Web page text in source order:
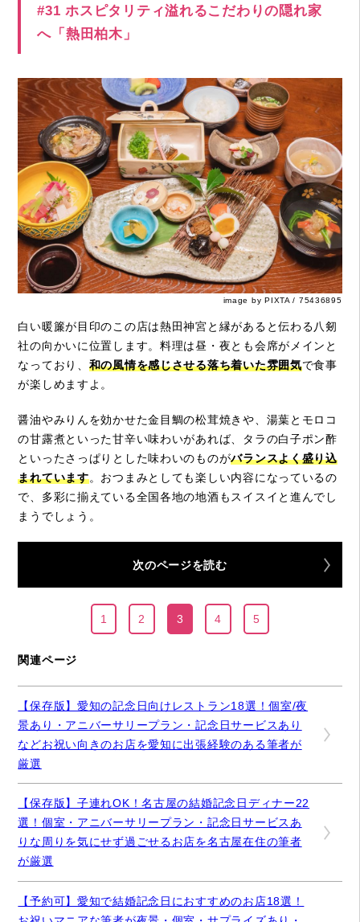
#31 ホスピタリティ溢れるこだわりの隠れ家
へ「熱田柏木」
image by PIXTA / 75436895
白い暖簾が目印のこの店は熱田神宮と縁があると伝わる八剱
社の向かいに位置します。料理は昼・夜とも会席がメインと
なっており、 和の風情を感じさせる落ち着いた雰囲気で食事
が楽しめますよ。
醤油やみりんを効かせた金目鯛の松茸焼きや、湯葉とモロコ
の甘露煮といった甘辛い味わいがあれば、タラの白子ポン酢
といったさっぱりとした味わいのものがバランスよく盛り込
まれています。おつまみとしても楽しい内容になっているの
で、多彩に揃えている全国各地の地酒もスイスイと進んでし
まうでしょう。
次のページを読む
1 2 3 4 5
関連ページ
【保存版】愛知の記念日向けレストラン18選！個室/夜
景あり・アニバーサリープラン・記念日サービスあり
などお祝い向きのお店を愛知に出張経験のある筆者が
厳選
【保存版】子連れOK！名古屋の結婚記念日ディナー22
選！個室・アニバーサリープラン・記念日サービスあ
りな周りを気にせず過ごせるお店を名古屋在住の筆者
が厳選
【予約可】愛知で結婚記念日におすすめのお店18選！